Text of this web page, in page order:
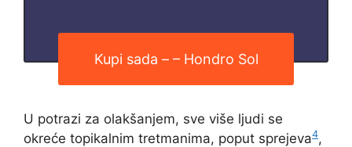
Kupi sada – – Hondro Sol
U potrazi za olakšanjem, sve više ljudi se
okreće topikalnim tretmanima, poput sprejeva4,